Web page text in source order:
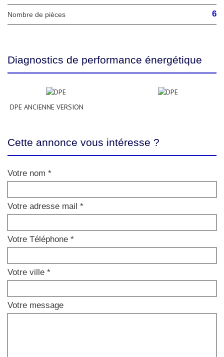
Nombre de pièces 6
Diagnostics de performance énergétique
DPE ANCIENNE VERSION
Cette annonce vous intéresse ?
Votre nom *
Votre adresse mail *
Votre Téléphone *
Votre ville *
Votre message